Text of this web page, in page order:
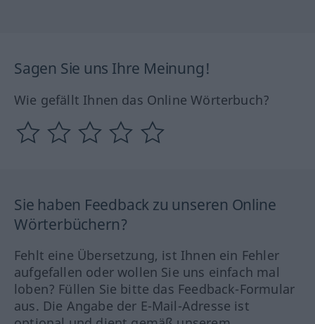
Sagen Sie uns Ihre Meinung!
Wie gefällt Ihnen das Online Wörterbuch?
Sie haben Feedback zu unseren Online
Wörterbüchern?
Fehlt eine Übersetzung, ist Ihnen ein Fehler
aufgefallen oder wollen Sie uns einfach mal
loben? Füllen Sie bitte das Feedback-Formular
aus. Die Angabe der E-Mail-Adresse ist